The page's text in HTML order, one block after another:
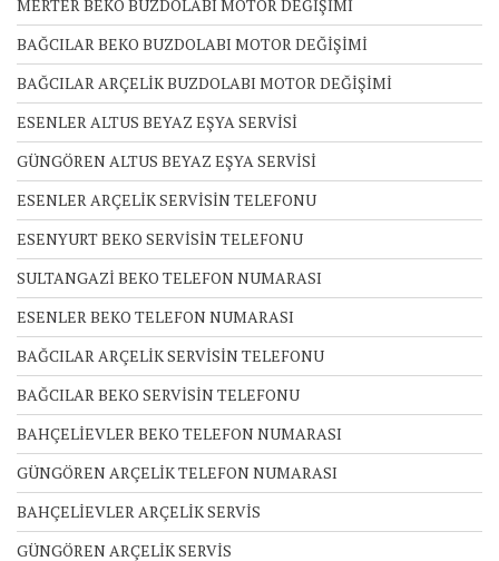
MERTER BEKO BUZDOLABI MOTOR DEĞİŞİMİ
BAĞCILAR BEKO BUZDOLABI MOTOR DEĞİŞİMİ
BAĞCILAR ARÇELİK BUZDOLABI MOTOR DEĞİŞİMİ
ESENLER ALTUS BEYAZ EŞYA SERVİSİ
GÜNGÖREN ALTUS BEYAZ EŞYA SERVİSİ
ESENLER ARÇELİK SERVİSİN TELEFONU
ESENYURT BEKO SERVİSİN TELEFONU
SULTANGAZİ BEKO TELEFON NUMARASI
ESENLER BEKO TELEFON NUMARASI
BAĞCILAR ARÇELİK SERVİSİN TELEFONU
BAĞCILAR BEKO SERVİSİN TELEFONU
BAHÇELİEVLER BEKO TELEFON NUMARASI
GÜNGÖREN ARÇELİK TELEFON NUMARASI
BAHÇELİEVLER ARÇELİK SERVİS
GÜNGÖREN ARÇELİK SERVİS